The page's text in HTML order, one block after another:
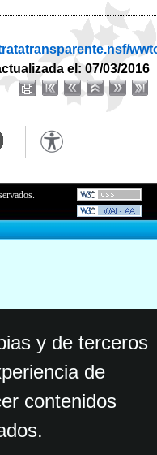
el: 07/03/2016
y de terceros
de
contenidos